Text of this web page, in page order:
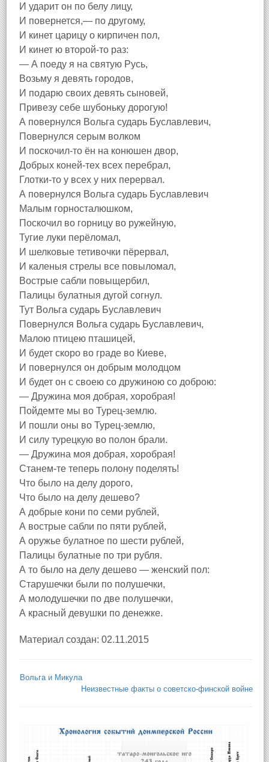
И ударит он по белу лицу,
И повернется,— по другому,
И кинет царицу о кирпичен пол,
И кинет ю второй-то раз:
— А поеду я на святую Русь,
Возьму я девять городов,
И подарю своих девять сыновей,
Привезу себе шубоньку дорогую!
А повернулся Вольга сударь Буславлевич,
Повернулся серым волком
И поскочил-то ён на конюшен двор,
Добрых коней-тех всех перебрал,
Глотки-то у всех у них перервал.
А повернулся Вольга сударь Буславлевич
Малым горносталюшком,
Поскочил во горницу во ружейную,
Тугие луки перёломал,
И шелковые тетивочки пёрервал,
И каленыя стрелы все повыломал,
Вострые сабли повыщербил,
Палицы булатныя дугой согнул.
Тут Вольга сударь Буславлевич
Повернулся Вольга сударь Буславлевич,
Малою птицею пташицей,
И будет скоро во граде во Киеве,
И повернулся он добрым молодцом
И будет он с своею со дружиною со доброю:
— Дружина моя добрая, хоробрая!
Пойдемте мы во Турец-землю.
И пошли оны во Турец-землю,
И силу турецкую во полон брали.
— Дружина моя добрая, хоробрая!
Станем-те теперь полону поделять!
Что было на делу дорого,
Что было на делу дешево?
А добрые кони по семи рублей,
А вострые сабли по пяти рублей,
А оружье булатное по шести рублей,
Палицы булатные по три рубля.
А то было на делу дешево — женский пол:
Старушечки были по полушечки,
А молодушечки по две полушечки,
А красный девушки по денежке.
Материал создан: 02.11.2015
Вольга и Микула
Неизвестные факты о советско-финской войне